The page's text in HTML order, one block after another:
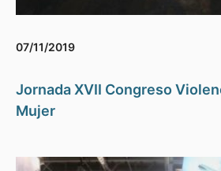
07/11/2019
Jornada XVII Congreso
Mujer